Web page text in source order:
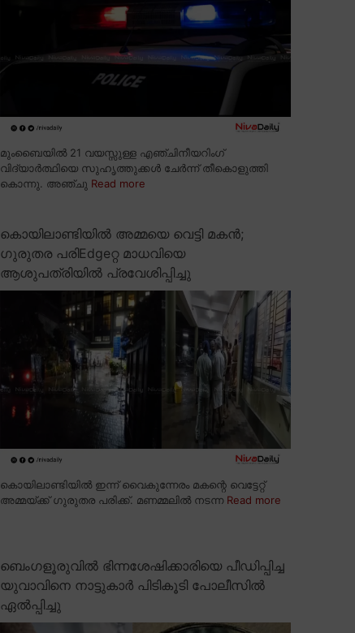
മുംബൈയിൽ 21 വയസ്സുള്ള എഞ്ചിനീയറിംഗ്
വിദ്യാർത്ഥിയെ സുഹൃത്തുക്കൾ ചേർന്ന് തീകൊളുത്തി
കൊന്നു. അഞ്ചു Read more
കൊയിലാണ്ടിയിൽ അമ്മയെ വെട്ടി മകൻ;
ഗുരുതര പരിEdgeറ്റ മാധവിയെ
ആശുപത്രിയിൽ പ്രവേശിപ്പിച്ചു
കൊയിലാണ്ടിയിൽ ഇന്ന് വൈകുന്നേരം മകന്റെ വെട്ടേറ്റ്
അമ്മയ്ക്ക് ഗുരുതര പരിക്ക്. മണമ്മലിൽ നടന്ന Read more
ബെംഗളൂരുവിൽ ഭിന്നശേഷിക്കാരിയെ പീഡിപ്പിച്ച
യുവാവിനെ നാട്ടുകാർ പിടികൂടി പോലീസിൽ
ഏൽപ്പിച്ചു